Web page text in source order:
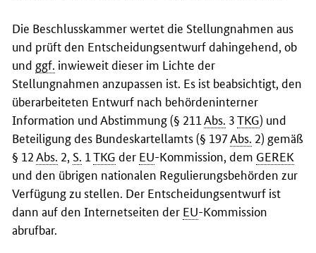
Die Beschlusskammer wertet die Stellungnahmen aus
und prüft den Entscheidungsentwurf dahingehend, ob
und ggf. inwieweit dieser im Lichte der
Stellungnahmen anzupassen ist. Es ist beabsichtigt, den
überarbeiteten Entwurf nach behördeninterner
Information und Abstimmung (§ 211 Abs. 3TKG) und
Beteiligung des Bundeskartell­amts (§ 197 Abs. 2) gemäß
§ 12 Abs. 2, S. 1 TKG der EU-Kommis­sion, dem GEREK
und den übrigen nationalen Regulierungsbehörden zur
Verfügung zu stellen. Der Entscheidungsentwurf ist
dann auf den Internetseiten der EU-Kommission
abrufbar.